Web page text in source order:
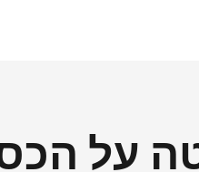
על